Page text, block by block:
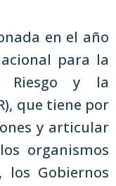
en el año
para la
Riesgo y la
que tiene por
y articular
organismos
los Gobiernos